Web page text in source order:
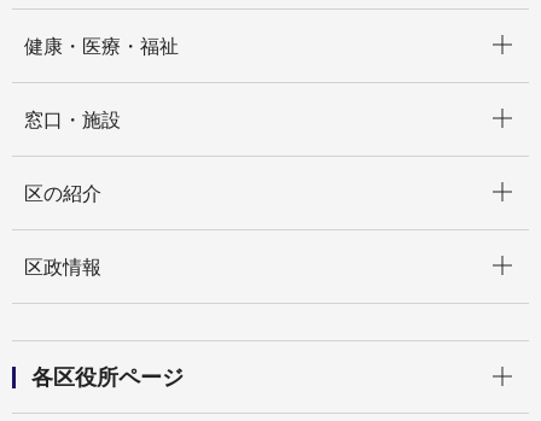
健康・医療・福祉
窓口・施設
区の紹介
区政情報
各区役所ページ